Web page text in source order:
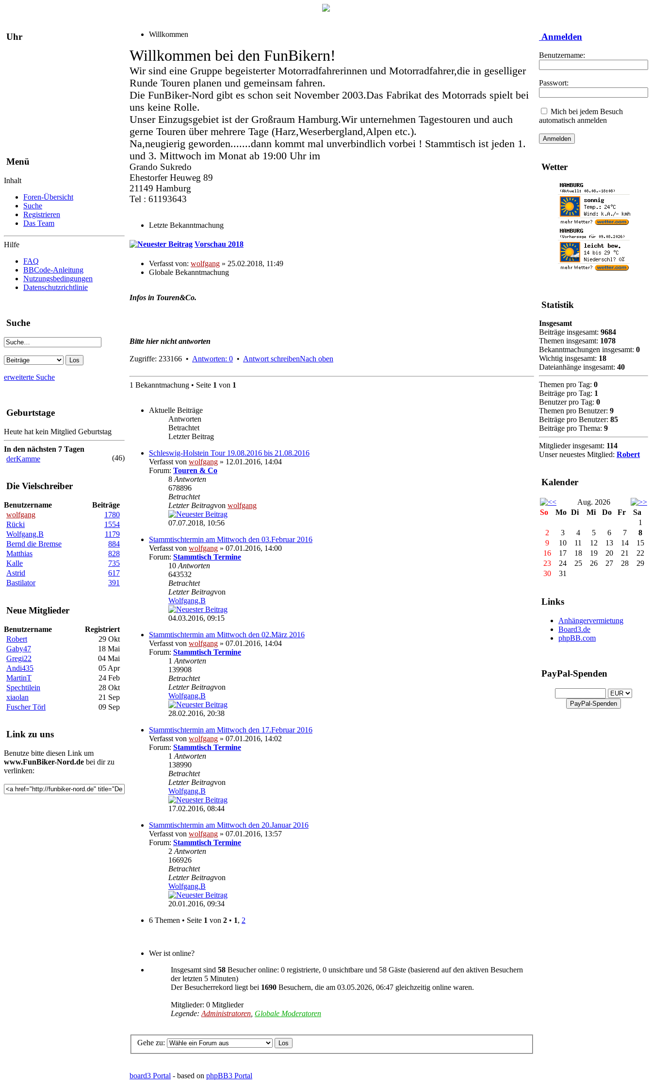
Uhr
Menü
Inhalt
Foren-Übersicht
Suche
Registrieren
Das Team
Hilfe
FAQ
BBCode-Anleitung
Nutzungsbedingungen
Datenschutzrichtlinie
Suche
erweiterte Suche
Geburtstage
Heute hat kein Mitglied Geburtstag
In den nächsten 7 Tagen
derKamme
(46)
Die Vielschreiber
Benutzername
Beiträge
wolfgang
1780
Rücki
1554
Wolfgang.B
1179
Bernd die Bremse
884
Matthias
828
Kalle
735
Astrid
617
Bastilator
391
Neue Mitglieder
Benutzername
Registriert
Robert
29 Okt
Gaby47
18 Mai
Gregi22
04 Mai
Andi435
05 Apr
MartinT
24 Feb
Spechtilein
28 Okt
xiaolan
21 Sep
Fuscher Törl
09 Sep
Link zu uns
Benutze bitte diesen Link um
www.FunBiker-Nord.de bei dir zu
verlinken:
Willkommen
Willkommen bei den FunBikern!
Wir sind eine Gruppe begeisterter Motorradfahrerinnen und Motorradfahrer,die in geselliger
Runde Touren planen und gemeinsam fahren.
Die FunBiker-Nord gibt es schon seit November 2003.Das Fabrikat des Motorrads spielt bei
uns keine Rolle.
Unser Einzugsgebiet ist der Großraum Hamburg.Wir unternehmen Tagestouren und auch
gerne Touren über mehrere Tage (Harz,Weserbergland,Alpen etc.).
Na,neugierig geworden.......dann kommt mal unverbindlich vorbei ! Stammtisch ist jeden 1.
und 3. Mittwoch im Monat ab 19:00 Uhr im
Grando Sukredo
Ehestorfer Heuweg 89
21149 Hamburg
Tel : 61193643
Letzte Bekanntmachung
Vorschau 2018
Verfasst von: wolfgang » 25.02.2018, 11:49
Globale Bekanntmachung
Infos in Touren&Co.
Bitte hier nicht antworten
Zugriffe: 233166 • Antworten: 0 • Antwort schreibenNach oben
1 Bekanntmachung • Seite 1 von 1
Aktuelle Beiträge
Antworten
Betrachtet
Letzter Beitrag
Schleswig-Holstein Tour 19.08.2016 bis 21.08.2016
Verfasst von wolfgang » 12.01.2016, 14:04
Forum: Touren & Co
8 Antworten
678896
Betrachtet
Letzter Beitragvon wolfgang
07.07.2018, 10:56
Stammtischtermin am Mittwoch den 03.Februar 2016
Verfasst von wolfgang » 07.01.2016, 14:00
Forum: Stammtisch Termine
10 Antworten
643532
Betrachtet
Letzter Beitragvon
Wolfgang.B
04.03.2016, 09:15
Stammtischtermin am Mittwoch den 02.März 2016
Verfasst von wolfgang » 07.01.2016, 14:04
Forum: Stammtisch Termine
1 Antworten
139908
Betrachtet
Letzter Beitragvon
Wolfgang.B
28.02.2016, 20:38
Stammtischtermin am Mittwoch den 17.Februar 2016
Verfasst von wolfgang » 07.01.2016, 14:02
Forum: Stammtisch Termine
1 Antworten
138990
Betrachtet
Letzter Beitragvon
Wolfgang.B
17.02.2016, 08:44
Stammtischtermin am Mittwoch den 20.Januar 2016
Verfasst von wolfgang » 07.01.2016, 13:57
Forum: Stammtisch Termine
2 Antworten
166926
Betrachtet
Letzter Beitragvon
Wolfgang.B
20.01.2016, 09:34
6 Themen • Seite 1 von 2 • 1, 2
Wer ist online?
Insgesamt sind 58 Besucher online: 0 registrierte, 0 unsichtbare und 58 Gäste (basierend auf den aktiven Besuchern
der letzten 5 Minuten)
Der Besucherrekord liegt bei 1690 Besuchern, die am 03.05.2026, 06:47 gleichzeitig online waren.
Mitglieder: 0 Mitglieder
Legende: Administratoren Globale Moderatoren
Gehe zu:
board3 Portal - based on phpBB3 Portal
Anmelden
Benutzername:
Passwort:
Mich bei jedem Besuch
automatisch anmelden
Wetter
Statistik
Insgesamt
Beiträge insgesamt: 9684
Themen insgesamt: 1078
Bekanntmachungen insgesamt: 0
Wichtig insgesamt: 18
Dateianhänge insgesamt: 40
Themen pro Tag: 0
Beiträge pro Tag: 1
Benutzer pro Tag: 0
Themen pro Benutzer: 9
Beiträge pro Benutzer: 85
Beiträge pro Thema: 9
Mitglieder insgesamt: 114
Unser neuestes Mitglied: Robert
Kalender
Aug. 2026
So
Mo Di Mi Do Fr
Sa
1
2
3 4 5 6 7
8
9
10 11 12 13 14
15
16
17 18 19 20 21
22
23
24 25 26 27 28
29
30
31
Links
Anhängervermietung
Board3.de
phpBB.com
PayPal-Spenden